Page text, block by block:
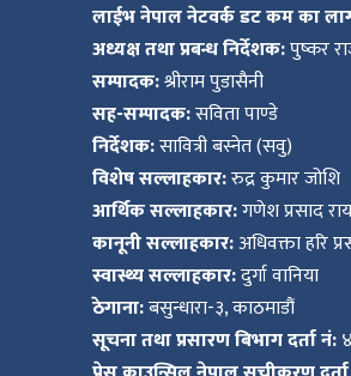
लाईभ नेपाल नेटवर्क डट कम का
अध्यक्ष तथा प्रबन्ध निर्देशक:पुष्कर
सम्पादक:श्रीराम पुडासैनी
सह-सम्पादक:सविता पाण्डे
निर्देशक:सावित्री बस्नेत (सवु)
विशेष सल्लाहकार:रुद्र कुमार जोशि
आर्थिक सल्लाहकार:गणेश प्रसाद राय
कानूनी सल्लाहकार:अधिवक्ता हरि
स्वास्थ्य सल्लाहकार:दुर्गा वानिया
ठेगाना:बसुन्धारा-३, काठमाडौं
सूचना तथा प्रसारण बिभाग दर्ता नं: